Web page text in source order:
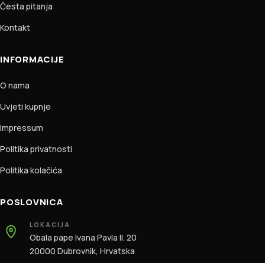
Česta pitanja
Kontakt
INFORMACIJE
O nama
Uvjeti kupnje
Impressum
Politika privatnosti
Politika kolačića
POSLOVNICA
LOKACIJA
Obala pape Ivana Pavla II. 20
20000 Dubrovnik, Hrvatska